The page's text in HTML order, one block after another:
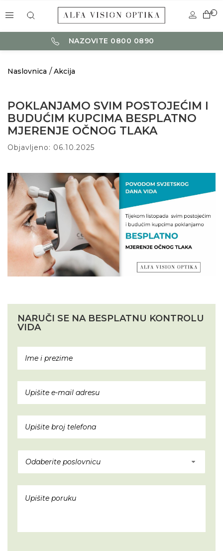
0
NAZOVITE 0800 0890
Naslovnica Akcija
POKLANJAMO SVIM POSTOJEĆIM I
BUDUĆIM KUPCIMA BESPLATNO
MJERENJE OČNOG TLAKA
Objavljeno: 06.10.2025
NARUČI SE NA BESPLATNU KONTROLU
VIDA
Odaberite poslovnicu